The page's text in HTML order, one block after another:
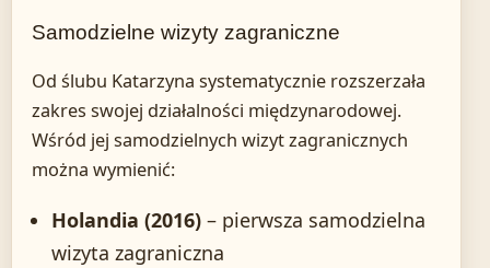
Samodzielne wizyty zagraniczne
Od ślubu Katarzyna systematycznie rozszerzała
zakres swojej działalności międzynarodowej.
Wśród jej samodzielnych wizyt zagranicznych
można wymienić:
Holandia (2016) – pierwsza samodzielna
wizyta zagraniczna